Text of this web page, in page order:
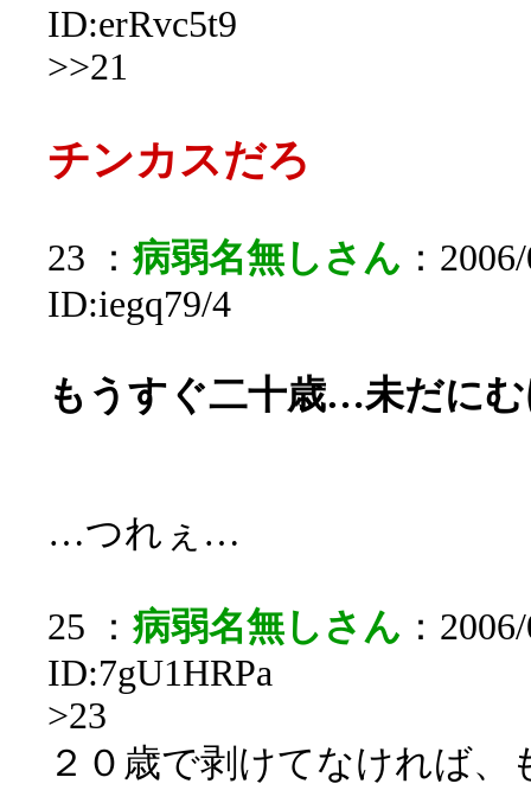
ID:erRvc5t9
>>21
チンカスだろ
23 ： 病弱名無しさん ：
ID:iegq79/4
もうすぐ二十歳…未だに
…つれぇ…
25 ： 病弱名無しさん ：
ID:7gU1HRPa
>23
２０歳で剥けてなければ